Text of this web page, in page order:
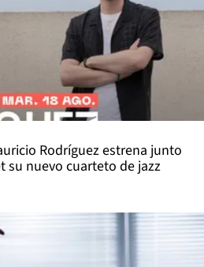
Rodríguez estrena junto
su nuevo cuarteto de jazz